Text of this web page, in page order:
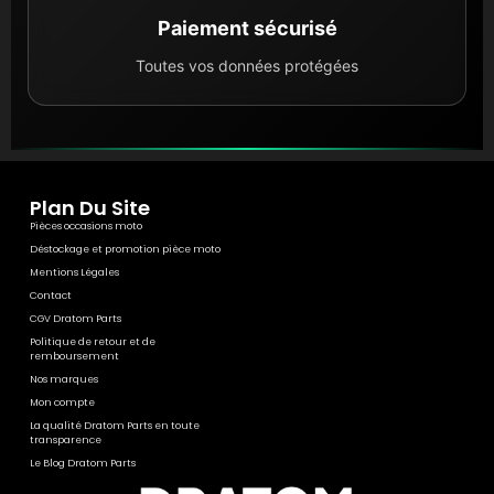
l'empreinte carbone liée à la fabrication de pièces
votre budget et bénéfique pour l'environnement.
Paiement sécurisé
Toutes vos données protégées
Plan Du Site
Pièces occasions moto
Déstockage et promotion pièce moto
Mentions Légales
Contact
CGV Dratom Parts
Politique de retour et de
remboursement
Nos marques
Mon compte
La qualité Dratom Parts en toute
transparence
Le Blog Dratom Parts